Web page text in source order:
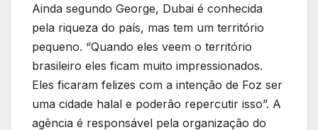
Ainda segundo George, Dubai é conhecida
pela riqueza do país, mas tem um território
pequeno. “Quando eles veem o território
brasileiro eles ficam muito impressionados.
Eles ficaram felizes com a intenção de Foz ser
uma cidade halal e poderão repercutir isso”. A
agência é responsável pela organização do